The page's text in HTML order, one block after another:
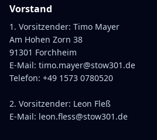
Vorstand
1. Vorsitzender: Timo Mayer
Am Hohen Zorn 38
91301 Forchheim
E-Mail: timo.mayer@stow301.de
Telefon: +49 1573 0780520
2. Vorsitzender: Leon Fleß
E-Mail: leon.fless@stow301.de